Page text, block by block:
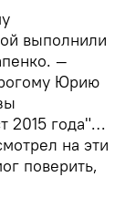
выполнили
—
Юрию
2015 года"…
на эти
поверить,